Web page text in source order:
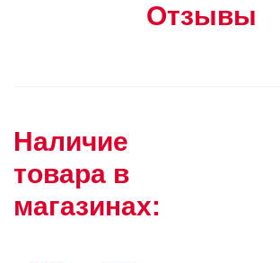
Отзывы
Наличие
товара в
магазинах: